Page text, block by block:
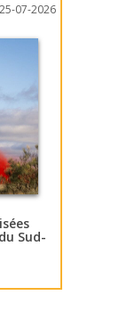
25-07-2026
Sud-